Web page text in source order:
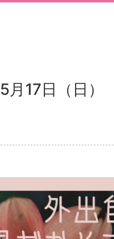
月17日（日